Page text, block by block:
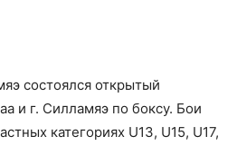
состоялся открытый
и г. Силламяэ по боксу. Бои
категориях U13, U15, U17,